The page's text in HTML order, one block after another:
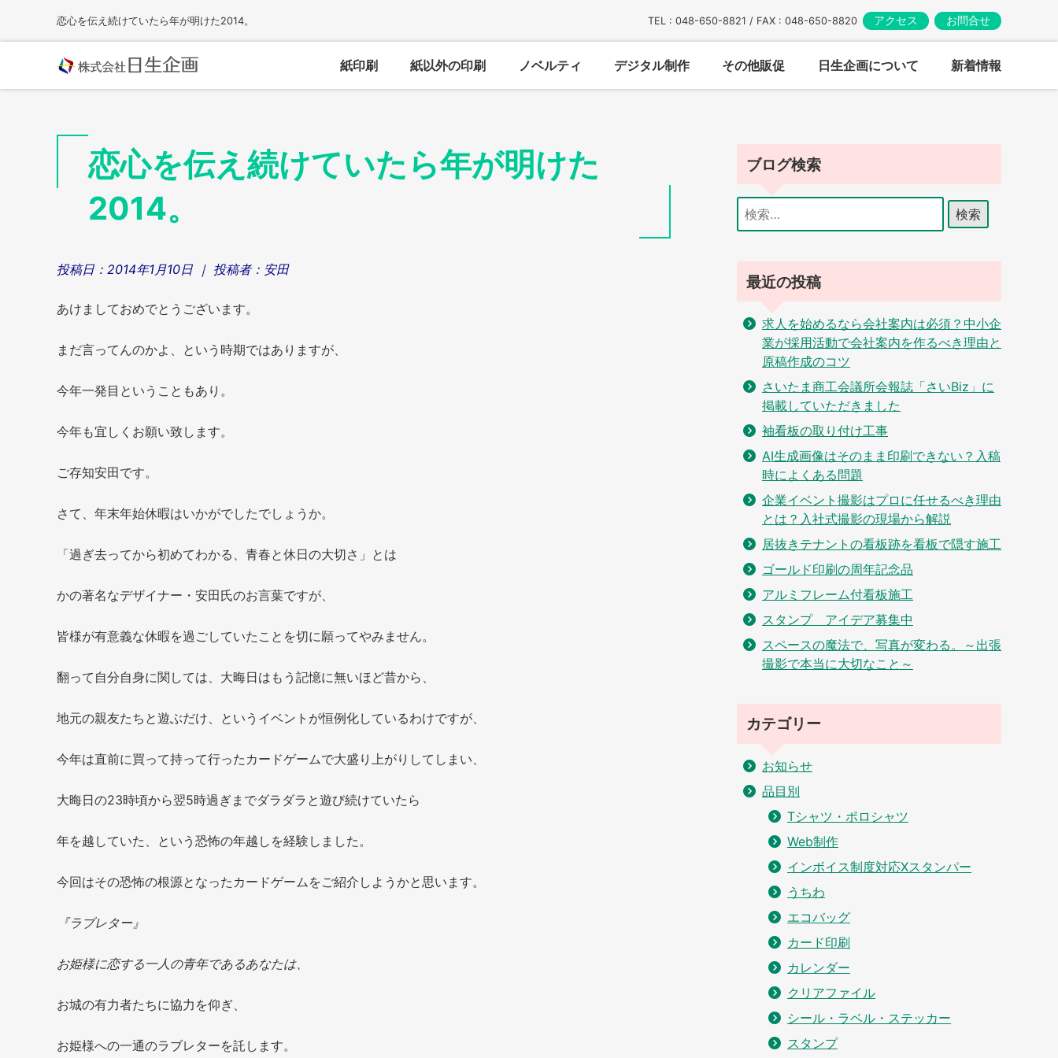
content
恋心を伝え続けていたら年が明けた2014。 TEL : 048-650-8821 / FAX : 048-650-8820 アクセス お問合せ
紙印刷 紙以外の印刷 ノベルティ デジタル制作 その他販促 日生企画について 新着情報
恋心を伝え続けていたら年が明けた
2014。
投稿日： 2014年1月10日 ｜ 投稿者： 安田
あけましておめでとうございます。
まだ言ってんのかよ、という時期ではありますが、
今年一発目ということもあり。
今年も宜しくお願い致します。
ご存知安田です。
さて、年末年始休暇はいかがでしたでしょうか。
「過ぎ去ってから初めてわかる、青春と休日の大切さ」とは
かの著名なデザイナー・安田氏のお言葉ですが、
皆様が有意義な休暇を過ごしていたことを切に願ってやみません。
翻って自分自身に関しては、大晦日はもう記憶に無いほど昔から、
地元の親友たちと遊ぶだけ、というイベントが恒例化しているわけですが、
今年は直前に買って持って行ったカードゲームで大盛り上がりしてしまい、
大晦日の23時頃から翌5時過ぎまでダラダラと遊び続けていたら
年を越していた、という恐怖の年越しを経験しました。
今回はその恐怖の根源となったカードゲームをご紹介しようかと思います。
『ラブレター』
お姫様に恋する一人の青年であるあなたは、
お城の有力者たちに協力を仰ぎ、
お姫様への一通のラブレターを託します。
ブログ検索
検
索:
最近の投稿
求人を始めるなら会社案内は必須？中小企
業が採用活動で会社案内を作るべき理由と
原稿作成のコツ
さいたま商工会議所会報誌「さいBiz」に
掲載していただきました
袖看板の取り付け工事
AI生成画像はそのまま印刷できない？入稿
時によくある問題
企業イベント撮影はプロに任せるべき理由
とは？入社式撮影の現場から解説
居抜きテナントの看板跡を看板で隠す施工
ゴールド印刷の周年記念品
アルミフレーム付看板施工
スタンプ アイデア募集中
スペースの魔法で、写真が変わる。～出張
撮影で本当に大切なこと～
カテゴリー
お知らせ
品目別
Tシャツ・ポロシャツ
Web制作
インボイス制度対応Xスタンパー
うちわ
エコバッグ
カード印刷
カレンダー
クリアファイル
シール・ラベル・ステッカー
スタンプ